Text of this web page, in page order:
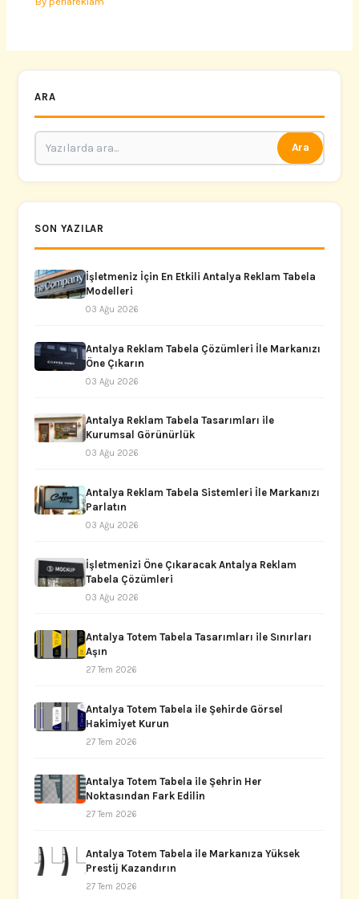
ARA
Ara
SON YAZILAR
İşletmeniz İçin En Etkili Antalya Reklam Tabela
Modelleri
03 Ağu 2026
Antalya Reklam Tabela Çözümleri İle Markanızı
Öne Çıkarın
03 Ağu 2026
Antalya Reklam Tabela Tasarımları ile
Kurumsal Görünürlük
03 Ağu 2026
Antalya Reklam Tabela Sistemleri İle Markanızı
Parlatın
03 Ağu 2026
İşletmenizi Öne Çıkaracak Antalya Reklam
Tabela Çözümleri
03 Ağu 2026
Antalya Totem Tabela Tasarımları ile Sınırları
Aşın
27 Tem 2026
Antalya Totem Tabela ile Şehirde Görsel
Hakimiyet Kurun
27 Tem 2026
Antalya Totem Tabela ile Şehrin Her
Noktasından Fark Edilin
27 Tem 2026
Antalya Totem Tabela ile Markanıza Yüksek
Prestij Kazandırın
27 Tem 2026